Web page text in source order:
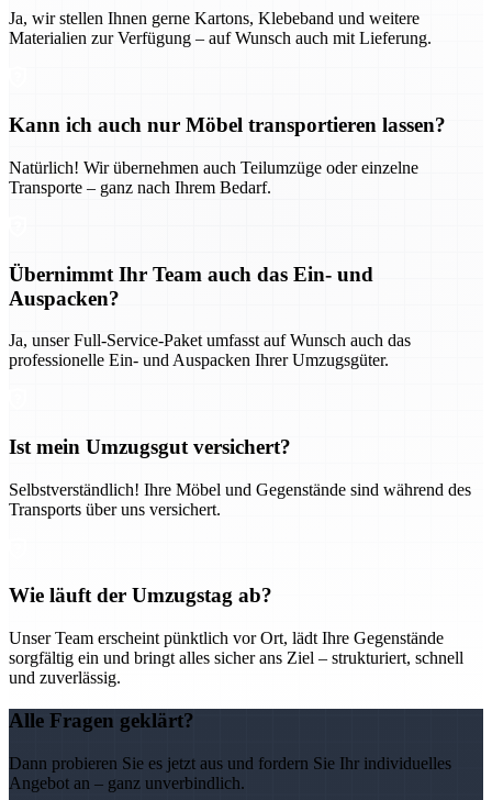
Ja, wir stellen Ihnen gerne Kartons, Klebeband und weitere
Materialien zur Verfügung – auf Wunsch auch mit Lieferung.
Kann ich auch nur Möbel transportieren lassen?
Natürlich! Wir übernehmen auch Teilumzüge oder einzelne
Transporte – ganz nach Ihrem Bedarf.
Übernimmt Ihr Team auch das Ein- und
Auspacken?
Ja, unser Full-Service-Paket umfasst auf Wunsch auch das
professionelle Ein- und Auspacken Ihrer Umzugsgüter.
Ist mein Umzugsgut versichert?
Selbstverständlich! Ihre Möbel und Gegenstände sind während des
Transports über uns versichert.
Wie läuft der Umzugstag ab?
Unser Team erscheint pünktlich vor Ort, lädt Ihre Gegenstände
sorgfältig ein und bringt alles sicher ans Ziel – strukturiert, schnell
und zuverlässig.
Alle Fragen geklärt?
Dann probieren Sie es jetzt aus und fordern Sie Ihr individuelles
Angebot an – ganz unverbindlich.